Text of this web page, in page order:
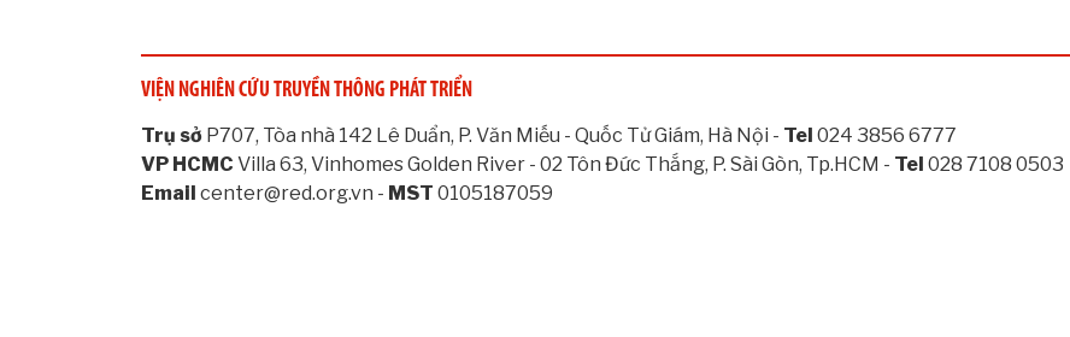
VIỆN NGHIÊN CỨU TRUYỀN THÔNG PHÁT TRIỂN
Trụ sở P707, Tòa nhà 142 Lê Duẩn, P. Văn Miếu - Quốc Tử Giám, Hà Nội - Tel 024 3856 6777
VP HCMC Villa 63, Vinhomes Golden River - 02 Tôn Đức Thắng, P. Sài Gòn, Tp.HCM - Tel 028 7108 0503
Email center@red.org.vn - MST 0105187059